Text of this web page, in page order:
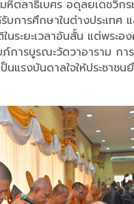
ตลาธิเบศร อดุลยเดชวิก
ารศึกษาในต่างประเทศ
ยะเวลาอันสั้น แต่พระอ
ารบูรณะวัดวาอาราม กา
รงบันดาลใจให้ประชา